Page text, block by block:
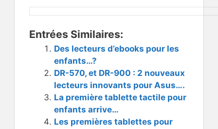
Entrées Similaires:
Des lecteurs d’ebooks pour les
enfants…?
DR-570, et DR-900 : 2 nouveaux
lecteurs innovants pour Asus….
La première tablette tactile pour
enfants arrive…
Les premières tablettes pour